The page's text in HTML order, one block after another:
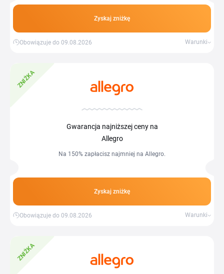
Zyskaj zniżkę
Obowiązuje do 09.08.2026 Warunki
ZNIŻKA
Gwarancja najniższej ceny na
Allegro
Na 150% zapłacisz najmniej na Allegro.
Zyskaj zniżkę
Obowiązuje do 09.08.2026 Warunki
ZNIŻKA